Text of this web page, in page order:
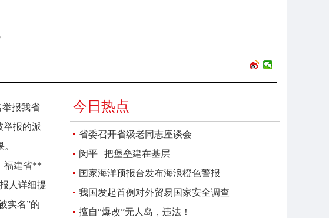
举报我省
举报的派
福建省**
人详细提
实名”的
今日热点
省委召开省级老同志座谈会
闵平 | 把堡垒建在基层
国家海洋预报台发布海浪橙色警报
我国发起首例对外贸易国家安全调查
擅自“爆改”无人岛，违法！